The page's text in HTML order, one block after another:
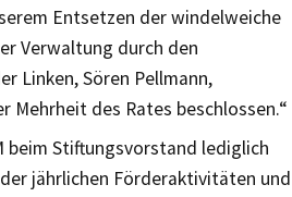
Entsetzen der windelweiche
Verwaltung durch den
Linken, Sören Pellmann,
Mehrheit des Rates beschlossen.“
beim Stiftungsvorstand lediglich
jährlichen Förderaktivitäten und